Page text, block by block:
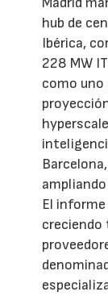
hub de
Ibérica,
228 MW
como uno
El informe
creciendo